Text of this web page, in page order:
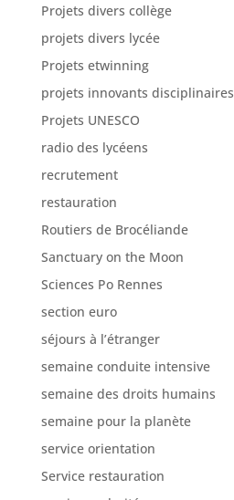
Projets divers collège
projets divers lycée
Projets etwinning
projets innovants disciplinaires
Projets UNESCO
radio des lycéens
recrutement
restauration
Routiers de Brocéliande
Sanctuary on the Moon
Sciences Po Rennes
section euro
séjours à l’étranger
semaine conduite intensive
semaine des droits humains
semaine pour la planète
service orientation
Service restauration